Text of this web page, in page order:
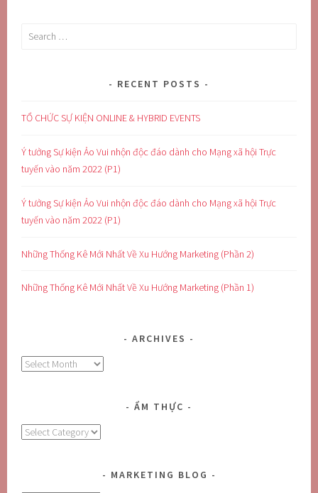
Search
RECENT POSTS
TỔ CHỨC SỰ KIỆN ONLINE & HYBRID EVENTS
Ý tưởng Sự kiện Ảo Vui nhộn độc đáo dành cho Mạng xã hội Trực
tuyến vào năm 2022 (P1)
Ý tưởng Sự kiện Ảo Vui nhộn độc đáo dành cho Mạng xã hội Trực
tuyến vào năm 2022 (P1)
Những Thống Kê Mới Nhất Về Xu Hướng Marketing (Phần 2)
Những Thống Kê Mới Nhất Về Xu Hướng Marketing (Phần 1)
ARCHIVES
Archives
ẨM THỰC
Ẩm
MARKETING BLOG